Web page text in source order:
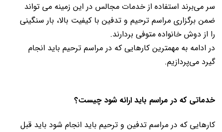
سر می‌برند استفاده از خدمات مجالس در این زمینه می تواند
ضمن برگزاری مراسم ترحیم و تدفین با کیفیت بالا، بار سنگینی
را از دوش خانواده متوفی بردارند.
در ادامه به مهمترین کارهایی که در مراسم ترحیم باید انجام
گیرد می‌پردازیم.
خدماتی که در مراسم باید ارائه شود چیست؟
کارهایی که در مراسم تدفین و ترحیم باید انجام شود باید قبل